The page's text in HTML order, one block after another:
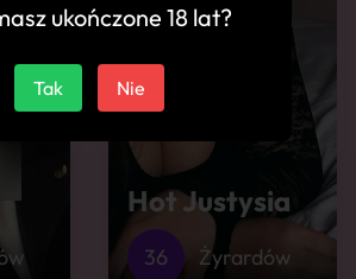
Hot Justysia
36 Żyrardów
ukończone 18 lat?
Tak Nie